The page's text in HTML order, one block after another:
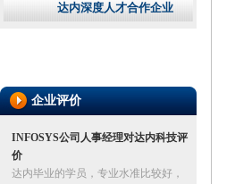
达内深度人才合作企业
企业评价
INFOSYS公司人事经理对达内科技评
价
达内毕业的学员，专业水准比较好，